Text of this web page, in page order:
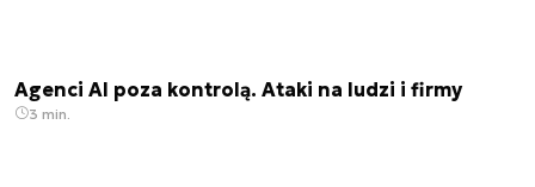
Agenci AI poza kontrolą. Ataki na ludzi i firmy
3 min.